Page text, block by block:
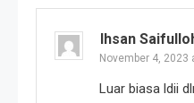
Ihsan
November 4, 2023
Luar biasa ldii